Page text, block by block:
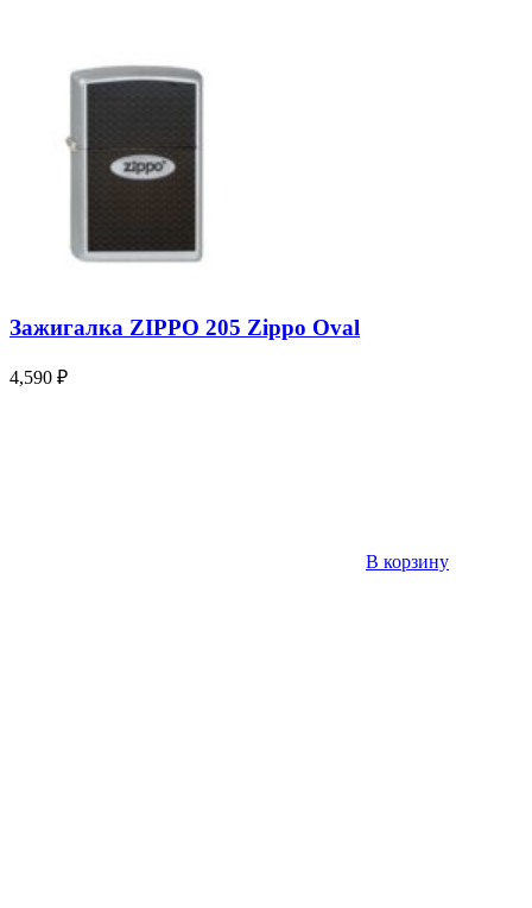
Зажигалка ZIPPO 205 Zippo Oval
4,590 ₽
В корзину